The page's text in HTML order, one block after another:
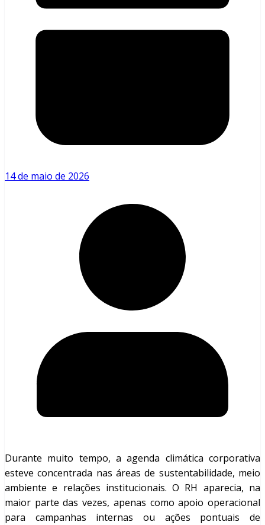
14 de maio de 2026
Durante muito tempo, a agenda climática corporativa
esteve concentrada nas áreas de sustentabilidade, meio
ambiente e relações institucionais. O RH aparecia, na
maior parte das vezes, apenas como apoio operacional
para campanhas internas ou ações pontuais de